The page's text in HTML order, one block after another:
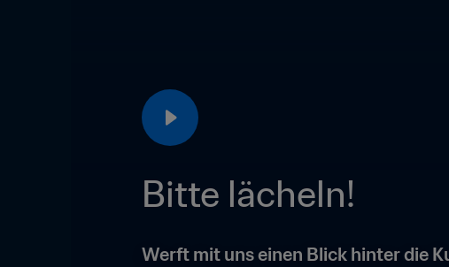
Bitte lächeln!
Werft mit uns einen Blick hinter die